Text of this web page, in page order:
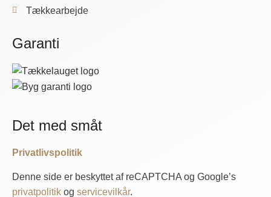
Tækkearbejde
Garanti
Det med småt
Privatlivspolitik
Denne side er beskyttet af reCAPTCHA og Google’s
privatpolitik og servicevilkår.